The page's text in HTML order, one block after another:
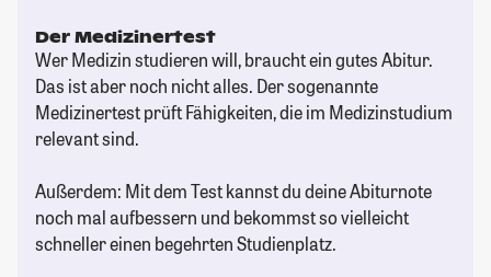
Der Medizinertest
Wer Medizin studieren will, braucht ein gutes Abitur.
Das ist aber noch nicht alles. Der sogenannte
Medizinertest prüft Fähigkeiten, die im Medizinstudium
relevant sind.
Außerdem: Mit dem Test kannst du deine Abiturnote
noch mal aufbessern und bekommst so vielleicht
schneller einen begehrten Studienplatz.